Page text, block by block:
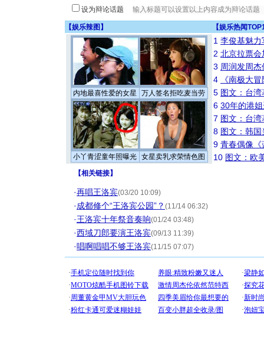
设为辩论话题
【娱乐辣图 】 【娱乐热闻
内地最喜性爱的女星 万人签名拒吃麦当劳
小丫青涩童年照曝光 女星卖乳求荣情色图
1 李俊基魅力
2 北京拉票
3 周润发周
4
《南极大
5 图文：台
6 30年的港
7 图文：台
8 图文：韩
9 青春偶像《
10 图文：欧
【相关链接】
·再唱王洛宾(03/20 10:09)
·成都修个“王洛宾公园”？ (11/14 06:32)
·王洛宾十年祭音奏响(01/24 03:48)
·西域刀郎要演王洛宾(09/13 11:39)
·唱啊唱唱不够王洛宾(11/15 07:07)